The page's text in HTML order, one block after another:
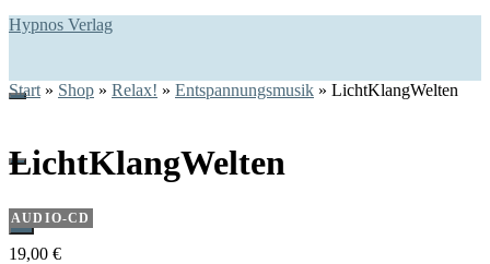
Hypnos Verlag
0
Start » Shop » Relax! » Entspannungsmusik » LichtKlangWelten
LichtKlangWelten
AUDIO-CD
19,00 €